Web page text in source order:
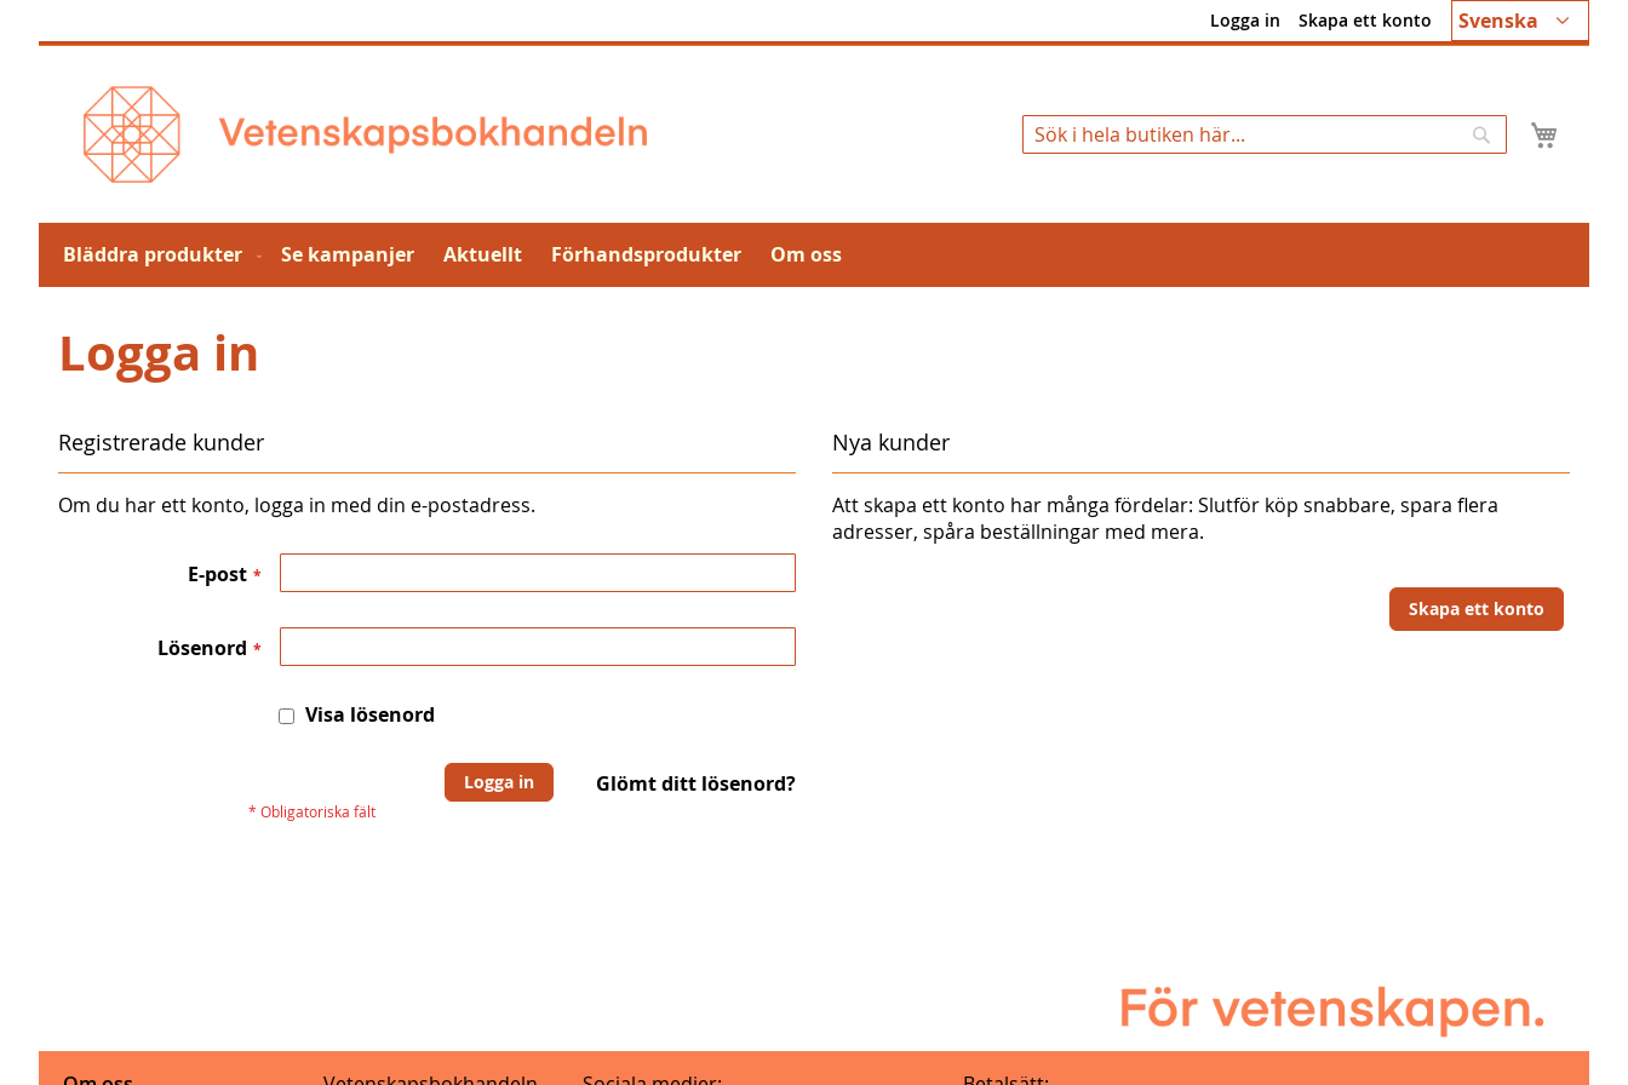
till
Språk
Svenska
Logga in Skapa ett konto
Sök
Bläddra produkter Se kampanjer Aktuellt Förhandsprodukter Om oss
Logga in
Registrerade kunder
Om du har ett konto, logga in med din e-postadress.
E-post
Lösenord
Visa lösenord
Logga in Glömt ditt lösenord?
Nya kunder
Att skapa ett konto har många fördelar: Slutför köp snabbare, spara flera
adresser, spåra beställningar med mera.
Skapa ett konto